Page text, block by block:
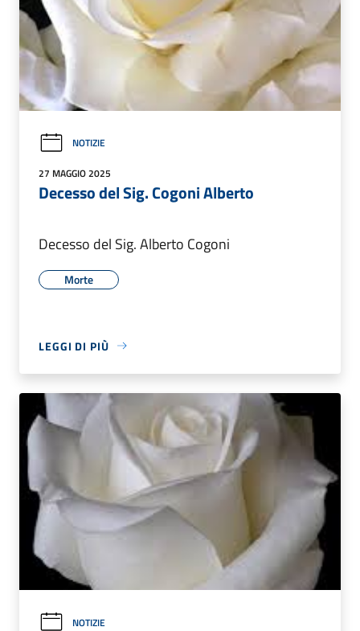
NOTIZIE
27 MAGGIO 2025
Decesso del Sig. Cogoni Alberto
Decesso del Sig. Alberto Cogoni
Morte
LEGGI DI PIÙ
NOTIZIE